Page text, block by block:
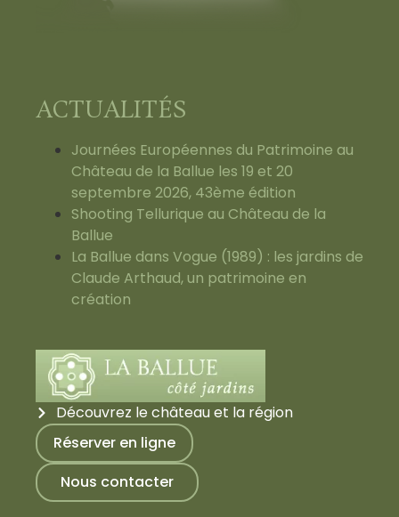
ACTUALITÉS
Journées Européennes du Patrimoine au
Château de la Ballue les 19 et 20
septembre 2026, 43ème édition
Shooting Tellurique au Château de la
Ballue
La Ballue dans Vogue (1989) : les jardins de
Claude Arthaud, un patrimoine en
création
Découvrez le château et la région
Réserver en ligne
Nous contacter